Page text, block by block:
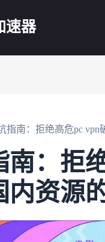
速器
指南：拒绝高危pc
南：拒
内资源